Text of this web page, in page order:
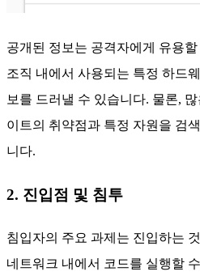
공개된 정보는 공격자에게 유용
조직 내에서 사용되는 특정 하드
보를 드러낼 수 있습니다. 물론, 많
이트의 취약점과 특정 자원을 검
니다.
2. 진입점 및 침투
침입자의 주요 과제는 진입하는
네트워크 내에서 코드를 실행할